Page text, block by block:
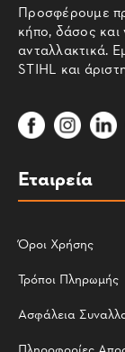
Προσφέρουμε
κήπο, δάσος και
ανταλλακτικά.
STIHL και
Εταιρεία
Όροι Χρήσης
Τρόποι Πληρωμής
Ασφάλεια